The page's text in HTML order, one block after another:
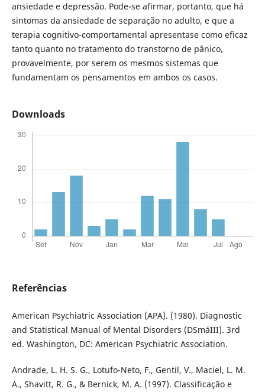
ansiedade e depressão. Pode-se afirmar, portanto, que há
sintomas da ansiedade de separação no adulto, e que a
terapia cognitivo-comportamental apresentase como eficaz
tanto quanto no tratamento do transtorno de pânico,
provavelmente, por serem os mesmos sistemas que
fundamentam os pensamentos em ambos os casos.
Downloads
Referências
American Psychiatric Association (APA). (1980). Diagnostic
and Statistical Manual of Mental Disorders (DSmáIII). 3rd
ed. Washington, DC: American Psychiatric Association.
Andrade, L. H. S. G., Lotufo-Neto, F., Gentil, V., Maciel, L. M.
A., Shavitt, R. G., & Bernick, M. A. (1997). Classificação e